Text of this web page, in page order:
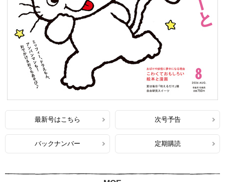
最新号はこちら 次号予告
バックナンバー 定期購読